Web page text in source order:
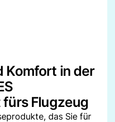
Komfort in der
Flugzeug
das Sie für